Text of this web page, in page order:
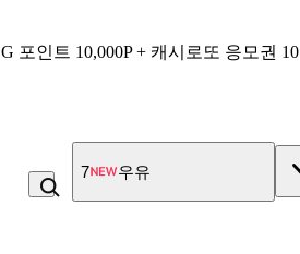
G 포인트 10,000P + 캐시로또 응모권
7 우유